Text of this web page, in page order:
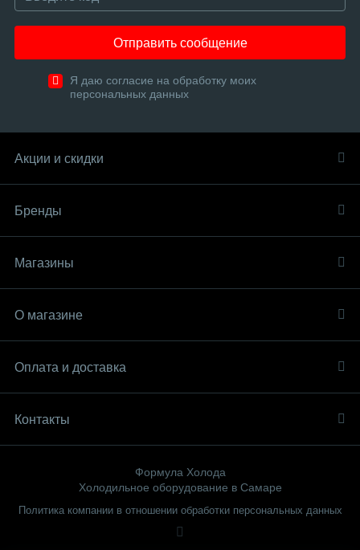
Отправить сообщение
Я даю согласие на обработку моих
персональных данных
Акции и скидки
Бренды
Магазины
О магазине
Оплата и доставка
Контакты
Формула Холода
Холодильное оборудование в Самаре
Политика компании в отношении обработки персональных данных